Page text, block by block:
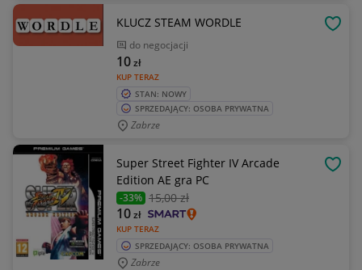
KLUCZ STEAM WORDLE
do negocjacji
KUP TERAZ
10zł
STAN: NOWY
SPRZEDAJĄCY: OSOBA PRYWATNA
Zabrze
Super Street Fighter IV Arcade
Edition AE gra PC
-33% 15,00 zł
KUP TERAZ
10zł
SPRZEDAJĄCY: OSOBA PRYWATNA
Zabrze